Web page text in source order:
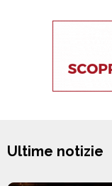
Ultime notizie